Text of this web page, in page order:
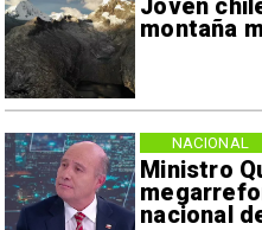
Joven
montaña
Ministro
nacional
NACIONAL